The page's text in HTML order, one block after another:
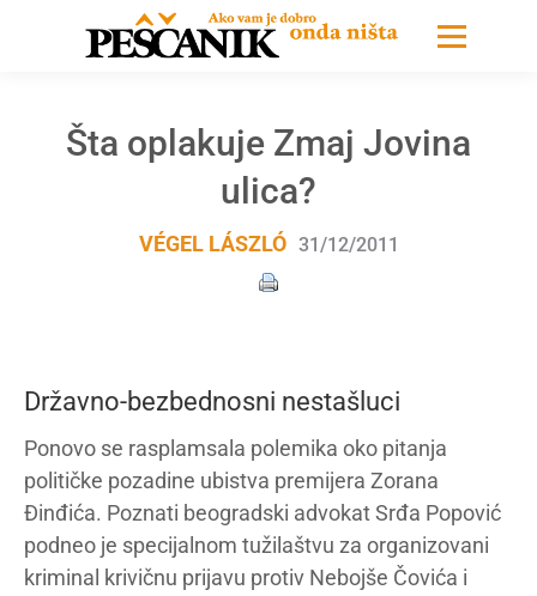
Šta oplakuje Zmaj Jovina
ulica?
VÉGEL LÁSZLÓ 31/12/2011
Državno-bezbednosni nestašluci
Ponovo se rasplamsala polemika oko pitanja
političke pozadine ubistva premijera Zorana
Đinđića. Poznati beogradski advokat Srđa Popović
podneo je specijalnom tužilaštvu za organizovani
kriminal krivičnu prijavu protiv Nebojše Čovića i